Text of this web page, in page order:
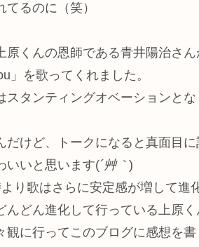
るのに（笑）
原くんの恩師である青井陽治さ
」を歌ってくれました。
スタンティングオベーションと
けど、トークになると真面目
いいと思います(´艸｀ )
り歌はさらに安定感が増して
どん進化して行っている上原く
に行ってこのブログに感想を